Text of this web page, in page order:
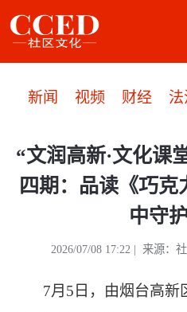
新闻 视频 财经 法
“文润高新·文化课
四期：品读《巧
中守
2026/07/08 17:22 | 来源：
7月5日，由烟台高新